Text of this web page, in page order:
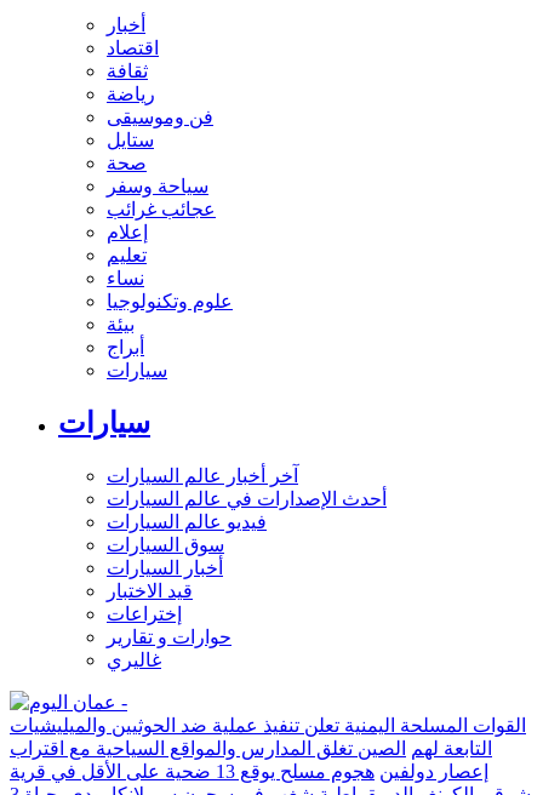
أخبار
اقتصاد
ثقافة
رياضة
فن وموسيقى
ستايل
صحة
سياحة وسفر
عجائب غرائب
إعلام
تعليم
نساء
علوم وتكنولوجيا
بيئة
أبراج
سيارات
سيارات
آخر أخبار عالم السيارات
أحدث الإصدارات في عالم السيارات
فيديو عالم السيارات
سوق السيارات
أخبار السيارات
قيد الاختبار
إختراعات
حوارات و تقارير
غاليري
القوات المسلحة اليمنية تعلن تنفيذ عملية ضد الحوثيين والميليشيات
التابعة لهم
الصين تغلق المدارس والمواقع السياحية مع اقتراب
إعصار دولفين
هجوم مسلح يوقع 13 ضحية على الأقل في قرية